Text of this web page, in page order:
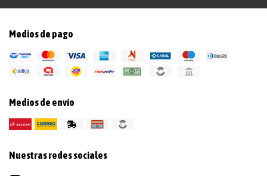
Medios de pago
Medios de envío
Nuestras redes sociales